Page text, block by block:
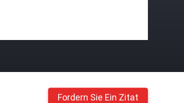
Fordern Sie Ein Zitat